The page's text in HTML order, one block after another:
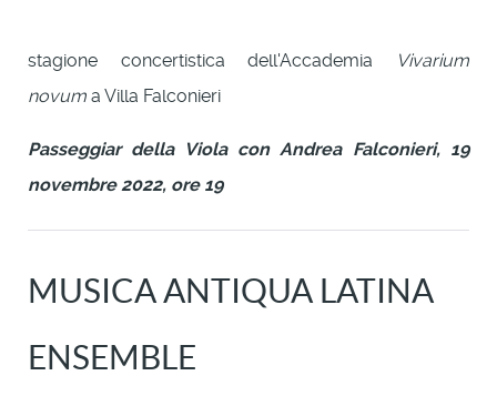
stagione concertistica dell'Accademia
Vivarium
novum a Villa Falconieri
Passeggiar della Viola con Andrea Falconieri, 19
novembre 2022, ore 19
MUSICA ANTIQUA LATINA
ENSEMBLE